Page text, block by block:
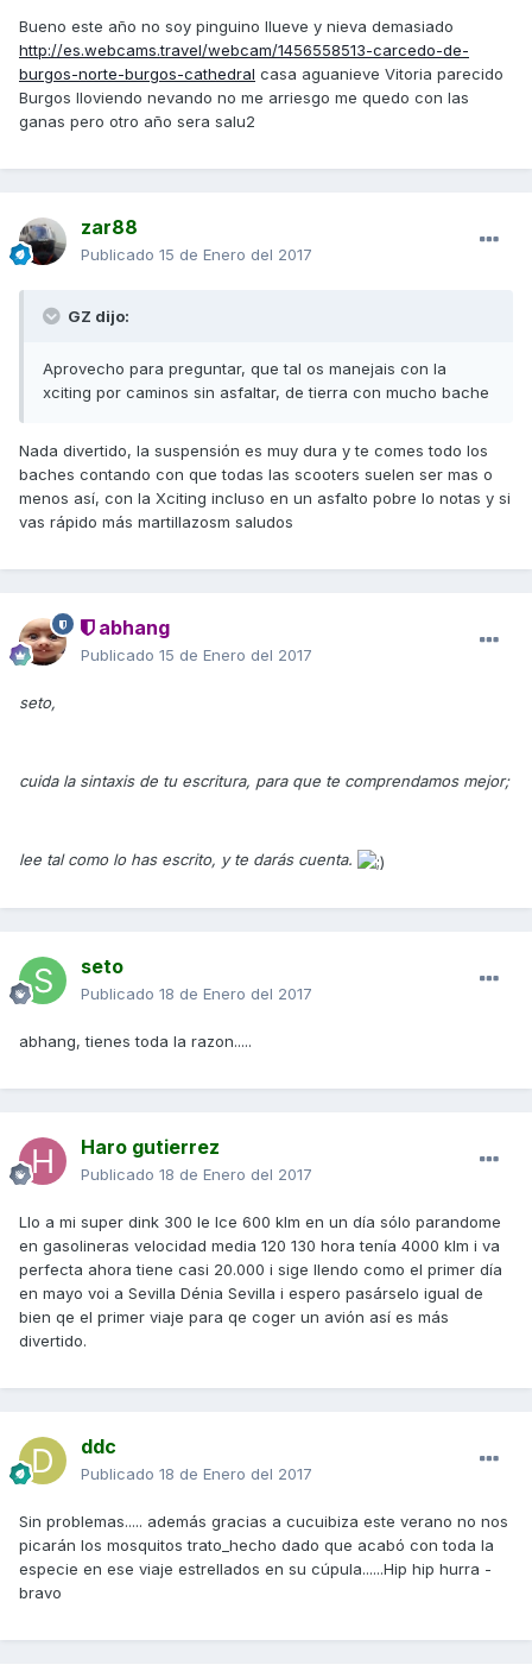
Bueno este año no soy pinguino llueve y nieva demasiado
http://es.webcams.travel/webcam/1456558513-carcedo-de-
burgos-norte-burgos-cathedral casa aguanieve Vitoria parecido
Burgos lloviendo nevando no me arriesgo me quedo con las
ganas pero otro año sera salu2
zar88
Publicado 15 de Enero del 2017
GZ dijo:
Aprovecho para preguntar, que tal os manejais con la
xciting por caminos sin asfaltar, de tierra con mucho bache
Nada divertido, la suspensión es muy dura y te comes todo los
baches contando con que todas las scooters suelen ser mas o
menos así, con la Xciting incluso en un asfalto pobre lo notas y si
vas rápido más martillazosm saludos
abhang
Publicado 15 de Enero del 2017
seto,
cuida la sintaxis de tu escritura, para que te comprendamos mejor;
lee tal como lo has escrito, y te darás cuenta.
seto
Publicado 18 de Enero del 2017
abhang, tienes toda la razon.....
Haro gutierrez
Publicado 18 de Enero del 2017
Llo a mi super dink 300 le Ice 600 klm en un día sólo parandome
en gasolineras velocidad media 120 130 hora tenía 4000 klm i va
perfecta ahora tiene casi 20.000 i sige llendo como el primer día
en mayo voi a Sevilla Dénia Sevilla i espero pasárselo igual de
bien qe el primer viaje para qe coger un avión así es más
divertido.
ddc
Publicado 18 de Enero del 2017
Sin problemas..... además gracias a cucuibiza este verano no nos
picarán los mosquitos trato_hecho dado que acabó con toda la
especie en ese viaje estrellados en su cúpula......Hip hip hurra -
bravo